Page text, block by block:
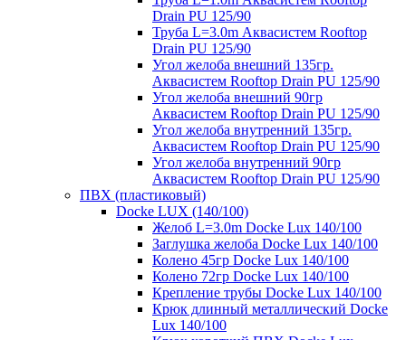
Drain PU 125/90
Труба L=3.0m Аквасистем Rooftop
Drain PU 125/90
Угол желоба внешний 135гр.
Аквасистем Rooftop Drain PU 125/90
Угол желоба внешний 90гр
Аквасистем Rooftop Drain PU 125/90
Угол желоба внутренний 135гр.
Аквасистем Rooftop Drain PU 125/90
Угол желоба внутренний 90гр
Аквасистем Rooftop Drain PU 125/90
ПВХ (пластиковый)
Docke LUX (140/100)
Желоб L=3.0m Docke Lux 140/100
Заглушка желоба Docke Lux 140/100
Колено 45гр Docke Lux 140/100
Колено 72гр Docke Lux 140/100
Крепление трубы Docke Lux 140/100
Крюк длинный металлический Docke
Lux 140/100